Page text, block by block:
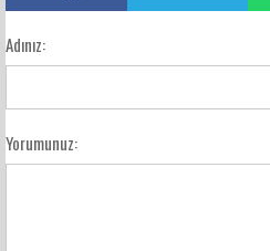
Adınız:
Yorumunuz: